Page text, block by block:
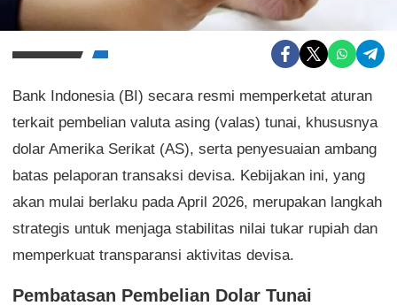
Bank Indonesia (BI) secara resmi memperketat aturan
terkait pembelian valuta asing (valas) tunai, khususnya
dolar Amerika Serikat (AS), serta penyesuaian ambang
batas pelaporan transaksi devisa. Kebijakan ini, yang
akan mulai berlaku pada April 2026, merupakan langkah
strategis untuk menjaga stabilitas nilai tukar rupiah dan
memperkuat transparansi aktivitas devisa.
Pembatasan Pembelian Dolar Tunai